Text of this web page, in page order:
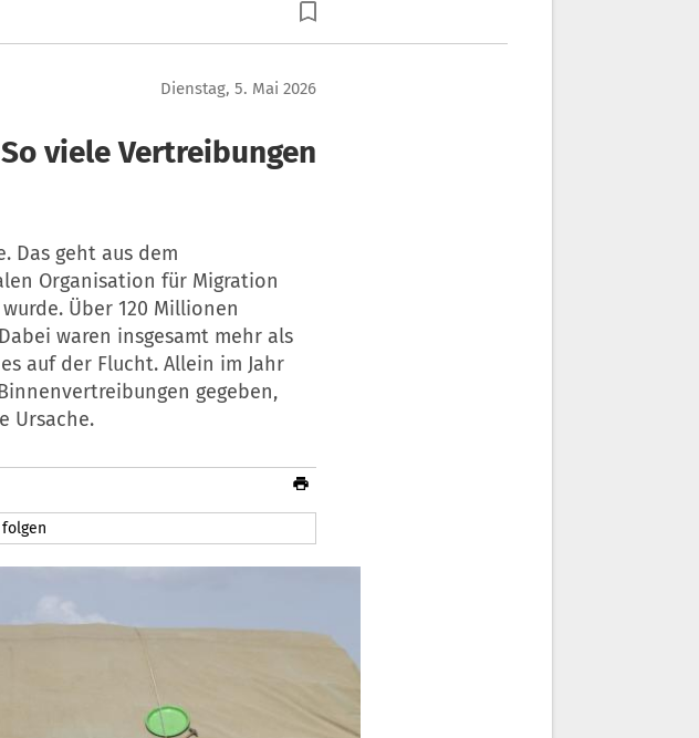
Dienstag, 5. Mai 2026
viele Vertreibungen
Das geht aus dem
Organisation für Migration
Über 120 Millionen
waren insgesamt mehr als
auf der Flucht. Allein im Jahr
gegeben,
Ursache.
folgen